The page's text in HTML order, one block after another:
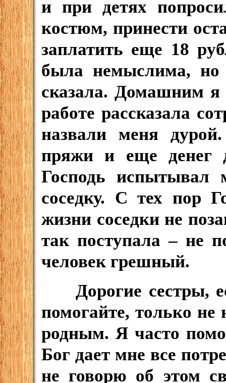
и при детях
костюм, принести
заплатить еще 18
была немыслима, но
сказала. Домашним я
работе рассказала
назвали меня
пряжи и еще денег
Господь
соседку. С тех пор
жизни соседки не
так поступала – не
человек грешный.
Дорогие сестры,
помогайте, только не
родным. Я часто
Бог дает мне все
не говорю об этом